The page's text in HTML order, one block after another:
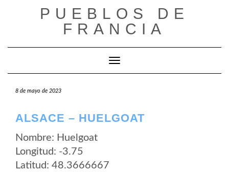
PUEBLOS DE
FRANCIA
Cambiar modo de navegación
8 de mayo de 2023
ALSACE – HUELGOAT
Nombre: Huelgoat
Longitud: -3.75
Latitud: 48.3666667